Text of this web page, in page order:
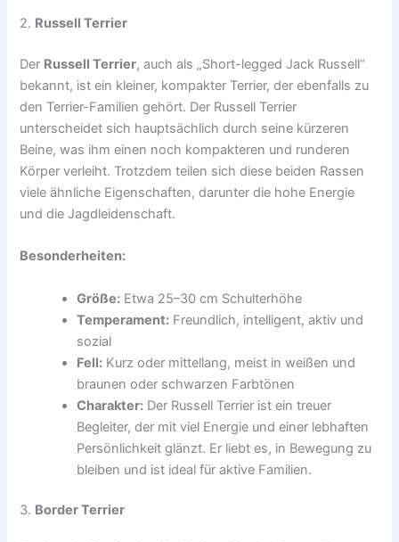
2. Russell Terrier
Der Russell Terrier, auch als „Short-legged Jack Russell“
bekannt, ist ein kleiner, kompakter Terrier, der ebenfalls zu
den Terrier-Familien gehört. Der Russell Terrier
unterscheidet sich hauptsächlich durch seine kürzeren
Beine, was ihm einen noch kompakteren und runderen
Körper verleiht. Trotzdem teilen sich diese beiden Rassen
viele ähnliche Eigenschaften, darunter die hohe Energie
und die Jagdleidenschaft.
Besonderheiten:
Größe: Etwa 25–30 cm Schulterhöhe
Temperament: Freundlich, intelligent, aktiv und
sozial
Fell: Kurz oder mittellang, meist in weißen und
braunen oder schwarzen Farbtönen
Charakter: Der Russell Terrier ist ein treuer
Begleiter, der mit viel Energie und einer lebhaften
Persönlichkeit glänzt. Er liebt es, in Bewegung zu
bleiben und ist ideal für aktive Familien.
3. Border Terrier